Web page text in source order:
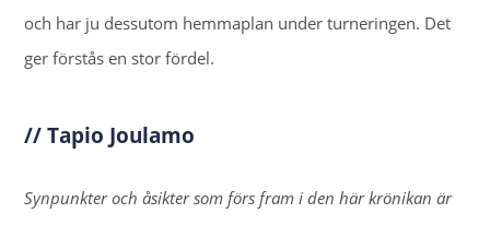
och har ju dessutom hemmaplan under turneringen. Det
ger förstås en stor fördel.
// Tapio Joulamo
Synpunkter och åsikter som förs fram i den här krönikan är